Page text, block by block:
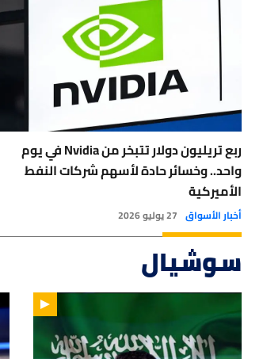
ربع تريليون دولار تتبخر من Nvidia في يوم
واحد.. وخسائر حادة لأسهم شركات النفط
الأميركية
أخبار الأسواق 27 يوليو 2026
سوشيال